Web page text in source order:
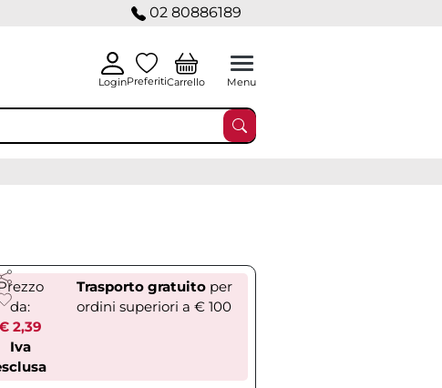
02 80886189
LoginPreferitiCarrello Menu
da:
2,39
Iva
Trasporto gratuitoper
ordini superiori a € 100